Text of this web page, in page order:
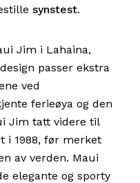
synstest.
Jim i Lahaina,
passer ekstra
ved
ferieøya og den
Jim tatt videre til
i 1988, før merket
av verden. Maui
elegante og sporty